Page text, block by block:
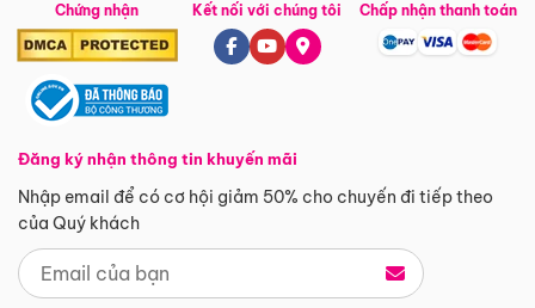
Chứng nhận
Đăng ký nhận thông tin khuyến mãi
Nhập email để có cơ hội giảm 50% cho chuyến đi tiếp theo
của Quý khách
Kết nối với chúng tôi Chấp nhận thanh toán